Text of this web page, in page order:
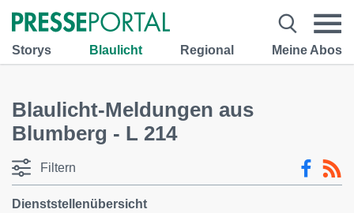
Storys Blaulicht Regional Meine Abos
Blaulicht-Meldungen aus
Blumberg - L 214
Filtern
Dienststellenübersicht